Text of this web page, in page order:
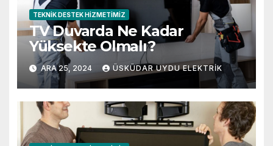
TEKNIK DESTEK HIZMETIMIZ
TV Duvarda Ne Kadar
Yüksekte Olmalı?
ARA 25, 2024 ÜSKÜDAR UYDU ELEKTRIK